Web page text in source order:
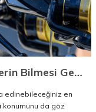
Balık Avına Başlamak İsteyenlerin Bilmesi Gerekenler
edinebileceğiniz en
da göz